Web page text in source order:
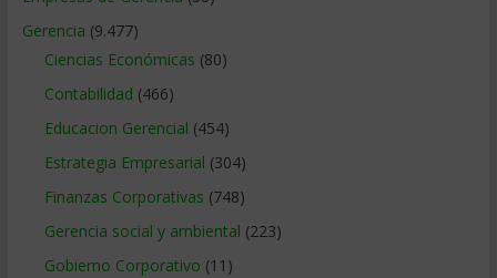
Gerencia (9.477)
Ciencias Económicas (80)
Contabilidad (466)
Educacion Gerencial (454)
Estrategia Empresarial (304)
Finanzas Corporativas (748)
Gerencia social y ambiental (223)
Gobierno Corporativo (11)